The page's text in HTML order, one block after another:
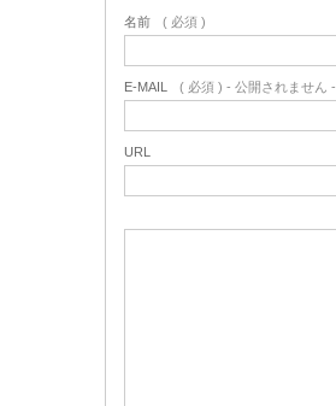
名前 ( 必須 )
E-MAIL ( 必須 ) - 公開されません -
URL